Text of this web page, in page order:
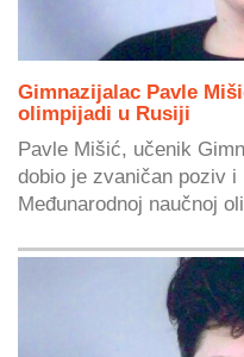
Gimnazijalac Pavle
olimpijadi u Rusiji
Pavle Mišić, učenik
dobio je zvaničan poziv
Međunarodnoj naučnoj